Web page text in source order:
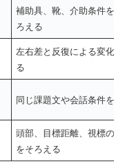
補助具、靴、介助条件を
ろえる
左右差と反復による変化
る
同じ課題文や会話条件を
頭部、目標距離、視標の
をそろえる